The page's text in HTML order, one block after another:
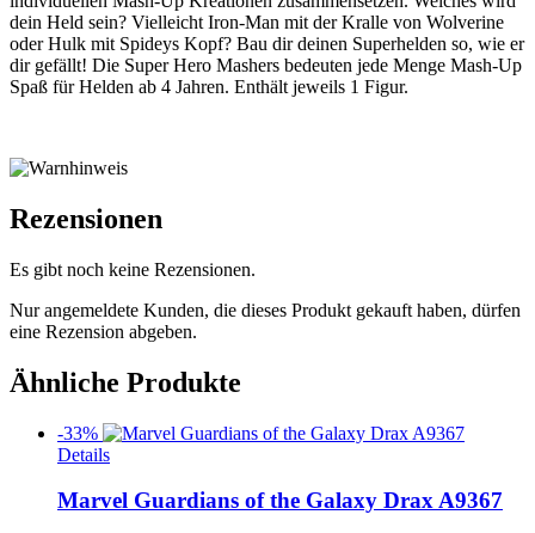
dein Held sein? Vielleicht Iron-Man mit der Kralle von Wolverine
oder Hulk mit Spideys Kopf? Bau dir deinen Superhelden so, wie er
dir gefällt! Die Super Hero Mashers bedeuten jede Menge Mash-Up
Spaß für Helden ab 4 Jahren. Enthält jeweils 1 Figur.
Rezensionen
Es gibt noch keine Rezensionen.
Nur angemeldete Kunden, die dieses Produkt gekauft haben, dürfen
eine Rezension abgeben.
Ähnliche Produkte
-33%
Details
Marvel Guardians of the Galaxy Drax A9367